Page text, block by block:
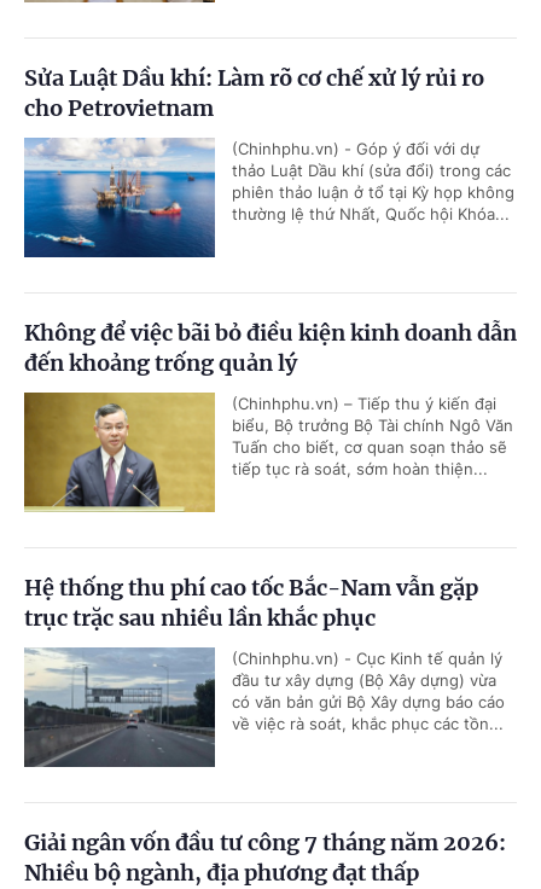
Sửa Luật Dầu khí: Làm rõ cơ chế xử lý rủi ro
cho Petrovietnam
(Chinhphu.vn) - Góp ý đối với dự
thảo Luật Dầu khí (sửa đổi) trong các
phiên thảo luận ở tổ tại Kỳ họp không
thường lệ thứ Nhất, Quốc hội Khóa...
Không để việc bãi bỏ điều kiện kinh doanh dẫn
đến khoảng trống quản lý
(Chinhphu.vn) – Tiếp thu ý kiến đại
biểu, Bộ trưởng Bộ Tài chính Ngô Văn
Tuấn cho biết, cơ quan soạn thảo sẽ
tiếp tục rà soát, sớm hoàn thiện...
Hệ thống thu phí cao tốc Bắc-Nam vẫn gặp
trục trặc sau nhiều lần khắc phục
(Chinhphu.vn) - Cục Kinh tế quản lý
đầu tư xây dựng (Bộ Xây dựng) vừa
có văn bản gửi Bộ Xây dựng báo cáo
về việc rà soát, khắc phục các tồn...
Giải ngân vốn đầu tư công 7 tháng năm 2026:
Nhiều bộ ngành, địa phương đạt thấp